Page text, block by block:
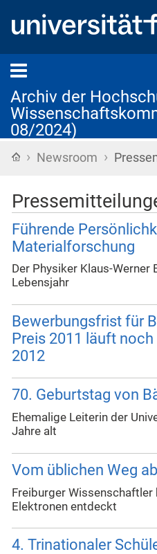
Archiv der
08/2024)
Startseite
› Newsroom ›
Führende
Materialforschung
Der Physiker Klaus-Werner
Lebensjahr
Bewerbungsfrist für
Preis 2011 läuft
2012
70. Geburtstag von
Ehemalige Leiterin der
Jahre alt
Vom üblichen Weg
Freiburger Wissenschaftler
Elektronen entdeckt
4. Trinationaler